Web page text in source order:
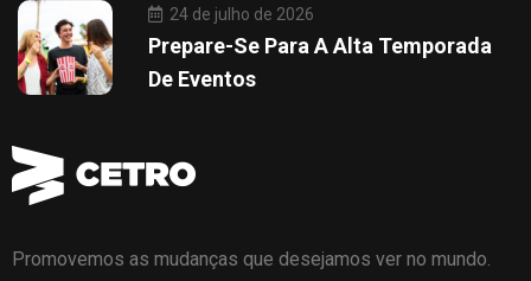
24 de julho de 2026
Prepare-Se Para A Alta Temporada
De Eventos
Promovemos as mudanças que desejamos ver no mundo.